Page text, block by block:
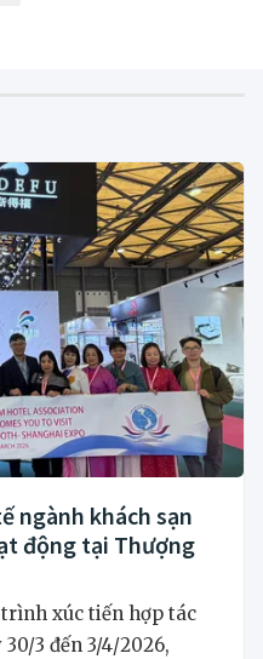
ngành khách sạn
động tại Thượng
xúc tiến hợp tác
3 đến 3/4/2026,